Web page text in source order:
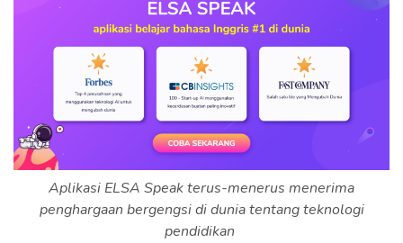
Aplikasi ELSA Speak terus-menerus menerima
penghargaan bergengsi di dunia tentang teknologi
pendidikan